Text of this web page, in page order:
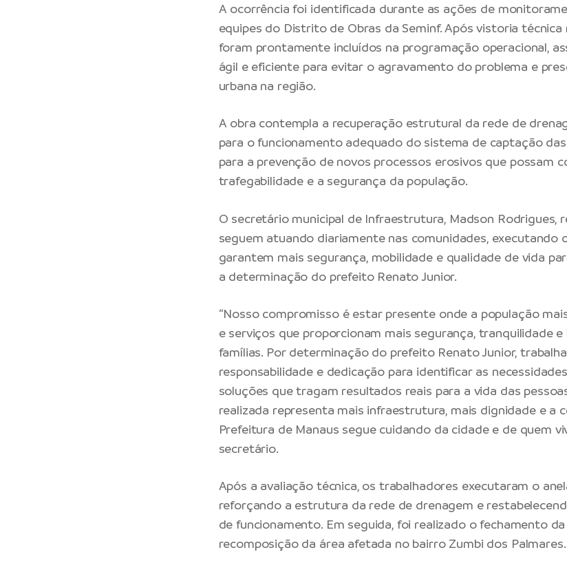
A ocorrência foi identificada durante as ações de
equipes do Distrito de Obras da Seminf. Após vistoria técnica
foram prontamente incluídos na programação operacional,
ágil e eficiente para evitar o agravamento do problema e
urbana na região.
A obra contempla a recuperação estrutural da rede de
para o funcionamento adequado do sistema de captação
para a prevenção de novos processos erosivos que possam
trafegabilidade e a segurança da população.
O secretário municipal de Infraestrutura, Madson Rodrigues,
seguem atuando diariamente nas comunidades, executando
garantem mais segurança, mobilidade e qualidade de vida
a determinação do prefeito Renato Junior.
“Nosso compromisso é estar presente onde a população
e serviços que proporcionam mais segurança, tranquilidade
famílias. Por determinação do prefeito Renato Junior,
responsabilidade e dedicação para identificar as
soluções que tragam resultados reais para a vida das
realizada representa mais infraestrutura, mais dignidade e a
Prefeitura de Manaus segue cuidando da cidade e de quem
secretário.
Após a avaliação técnica, os trabalhadores executaram o
reforçando a estrutura da rede de drenagem e
de funcionamento. Em seguida, foi realizado o fechamento
recomposição da área afetada no bairro Zumbi dos Palmares.